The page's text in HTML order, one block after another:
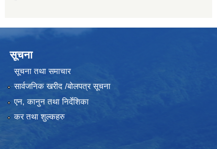
सूचना
सूचना तथा समाचार
सार्वजनिक खरीद /बोलपत्र सूचना
एन, कानुन तथा निर्देशिका
कर तथा शुल्कहरु